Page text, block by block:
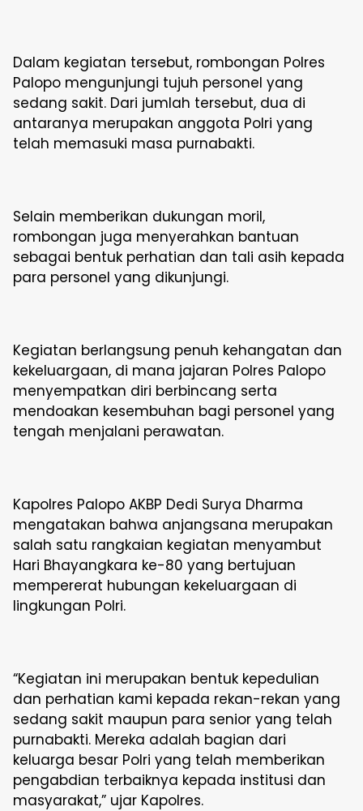
Dalam kegiatan tersebut, rombongan Polres
Palopo mengunjungi tujuh personel yang
sedang sakit. Dari jumlah tersebut, dua di
antaranya merupakan anggota Polri yang
telah memasuki masa purnabakti.
Selain memberikan dukungan moril,
rombongan juga menyerahkan bantuan
sebagai bentuk perhatian dan tali asih kepada
para personel yang dikunjungi.
Kegiatan berlangsung penuh kehangatan dan
kekeluargaan, di mana jajaran Polres Palopo
menyempatkan diri berbincang serta
mendoakan kesembuhan bagi personel yang
tengah menjalani perawatan.
Kapolres Palopo AKBP Dedi Surya Dharma
mengatakan bahwa anjangsana merupakan
salah satu rangkaian kegiatan menyambut
Hari Bhayangkara ke-80 yang bertujuan
mempererat hubungan kekeluargaan di
lingkungan Polri.
“Kegiatan ini merupakan bentuk kepedulian
dan perhatian kami kepada rekan-rekan yang
sedang sakit maupun para senior yang telah
purnabakti. Mereka adalah bagian dari
keluarga besar Polri yang telah memberikan
pengabdian terbaiknya kepada institusi dan
masyarakat,” ujar Kapolres.